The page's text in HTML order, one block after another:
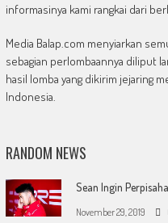
informasinya kami rangkai dari
Media Balap.com menyiarkan
sebagian perlombaannya diliput
hasil lomba yang dikirim jejaring
Indonesia.
RANDOM NEWS
Sean Ingin
November 29, 2019